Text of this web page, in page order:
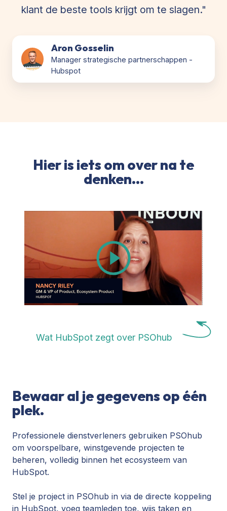
klant de beste tools krijgt om te slagen."
Aron Gosselin
Manager strategische partnerschappen -
Hubspot
Hier is iets om over na te
denken...
Wat HubSpot zegt over PSOhub
Bewaar al je gegevens op één
plek.
Professionele dienstverleners gebruiken PSOhub
om voorspelbare, winstgevende projecten te
beheren, volledig binnen het ecosysteem van
HubSpot.
Stel je project in PSOhub in via de directe koppeling
in HubSpot, voeg teamleden toe, wijs taken en